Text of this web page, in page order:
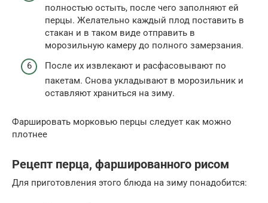
полностью остыть, после чего заполняют ей
перцы. Желательно каждый плод поставить в
стакан и в таком виде отправить в
морозильную камеру до полного замерзания.
После их извлекают и расфасовывают по
пакетам. Снова укладывают в морозильник и
оставляют храниться на зиму.
Фаршировать морковью перцы следует как можно
плотнее
Рецепт перца, фаршированного рисом
Для приготовления этого блюда на зиму понадобится: